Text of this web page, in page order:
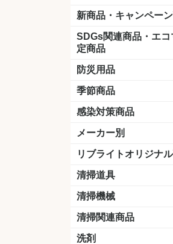
新商品・キャンペー
キャンペーン商品
新製品
SDGs関連商品・エコ
定商品
防災用品
季節商品
感染対策商品
おう吐物
除菌洗剤
うがい薬
マスク
手洗い石鹸
手指消毒
手袋
メーカー別
クオリティ
ニイタカ
シーバイエス
リンレイ
ペンギンワックス
横浜油脂工業
ミッケル化学（旧：ス
ユシロ化学
コニシ
つやげん
ダイカ商事
スリーエムジャパン
山崎産業
テラモト
セイワ
エトレー
ラバーメイド
ジャパックス
日本サニパック
ケルヒャー
マキタ
ショーワグローブ
花王
サラヤ
アルボース
コスケム
ミヤキ
紺商
信徳ポミー
リブライトオリジナ
LLオレンジクリーナー
LL油脂専用クリーナー
LLワックスモップ
LL-21
マーベラスiL
清掃道具
ほうき
ちりとり
モップ及び関連品
モップ
ハードフロア用ダスト
テラモト
その他
清掃機械
掃除機
高圧洗浄機
吸水機
カーペット用マシン
送風機
ポリッシャー
ポリッシャー・自動床
掃除機用紙パック
その他
清掃関連商品
ダストカート
台車
移動式バレット
脚立
モップハンガー
サインボード
光沢計
カーペット汚染度計
洗剤